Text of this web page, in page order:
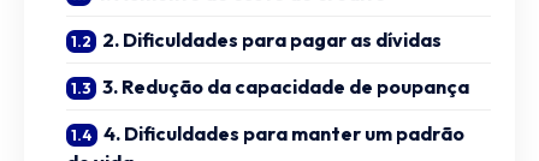
2. Dificuldades para pagar as dívidas
3. Redução da capacidade de poupança
4. Dificuldades para manter um padrão